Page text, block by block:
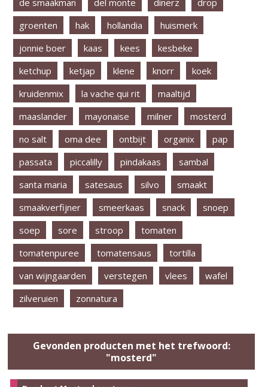
de smaakman
del monte dinerz
drop
groenten
hak hollandia
huismerk
jonnie boer
kaas kees
kesbeke
ketchup
ketjap klene knorr
koek
kruidenmix
la vache qui rit
maaltijd
maaslander
mayonaise milner
mosterd
no salt
oma dee ontbijt organix
pap
passata
piccalilly pindakaas
sambal
santa maria
satesaus silvo
smaakt
smaakverfijner
smeerkaas snack
snoep
soep
sore stroop
tomaten
tomatenpuree
tomatensaus
tortilla
van wijngaarden
verstegen vlees
wafel
zilveruien
zonnatura
Gevonden producten met het trefwoord:
"mosterd"